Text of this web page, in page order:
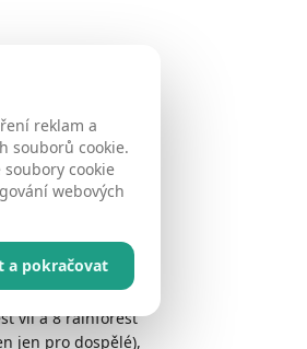
Datai Bay, v
Golf Course.
vil a 8 rainforest
jen pro dospělé),
reklam a
souborů cookie.
cookie
webových
a pokračovat